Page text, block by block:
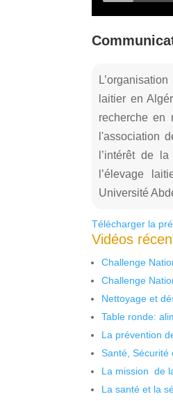
laitier en
recherche en
l'association
l’intérêt de
l’élevage
Université
Télécharger la
Vidéos
Challenge
Challenge
Nettoyage et
Table ronde:
La prévention
Santé, Sécurité
La mission de
La santé et la